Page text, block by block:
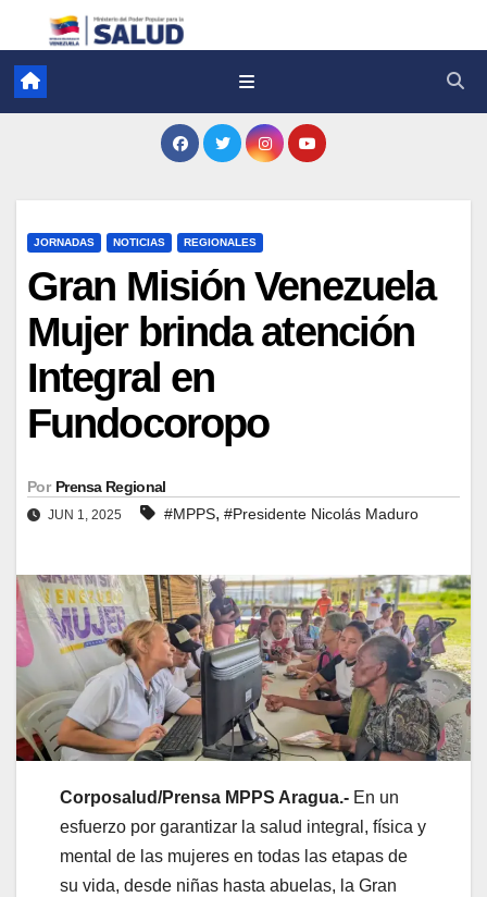
JORNADAS NOTICIAS REGIONALES
Gran Misión Venezuela
Mujer brinda atención
Integral en
Fundocoropo
Por Prensa Regional
JUN 1, 2025 #MPPS, #Presidente Nicolás Maduro
Corposalud/Prensa MPPS Aragua.- En un
esfuerzo por garantizar la salud integral, física y
mental de las mujeres en todas las etapas de
su vida, desde niñas hasta abuelas, la Gran